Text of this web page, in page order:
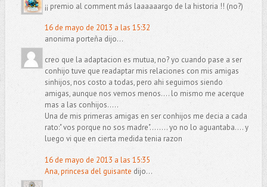
¡¡ premio al comment más laaaaaargo de la historia !! (no?)
16 de mayo de 2013 a las 15:32
anonima porteña dijo...
creo que la adaptacion es mutua, no? yo cuando pase a ser
conhijo tuve que readaptar mis relaciones con mis amigas
sinhijos, nos costo a todas, pero ahi seguimos siendo
amigas, aunque nos vemos menos.... lo mismo me acerque
mas a las conhijos.....
Una de mis primeras amigas en ser conhijos me decia a cada
rato:" vos porque no sos madre"........ yo no lo aguantaba.... y
luego vi que en cierta medida tenia razon
16 de mayo de 2013 a las 15:35
Ana, princesa del guisante dijo...